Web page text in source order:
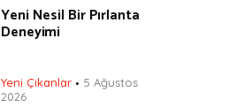
Yeni Nesil Bir Pırlanta
Deneyimi
Yeni Çıkanlar
5 Ağustos
2026